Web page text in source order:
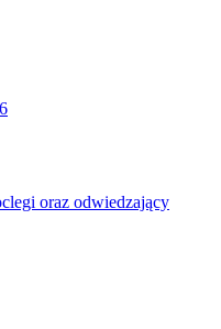
oraz odwiedzający